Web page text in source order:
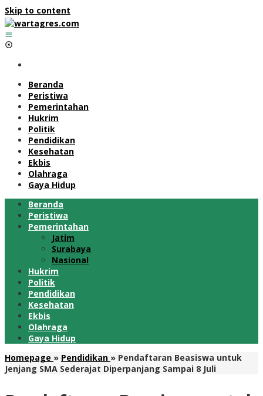
Skip to content
Beranda
Peristiwa
Pemerintahan
Hukrim
Politik
Pendidikan
Kesehatan
Ekbis
Olahraga
Gaya Hidup
Beranda
Peristiwa
Pemerintahan
Jatim
Surabaya
Nasional
Hukrim
Politik
Pendidikan
Kesehatan
Ekbis
Olahraga
Gaya Hidup
Homepage » Pendidikan » Pendaftaran Beasiswa untuk
Jenjang SMA Sederajat Diperpanjang Sampai 8 Juli